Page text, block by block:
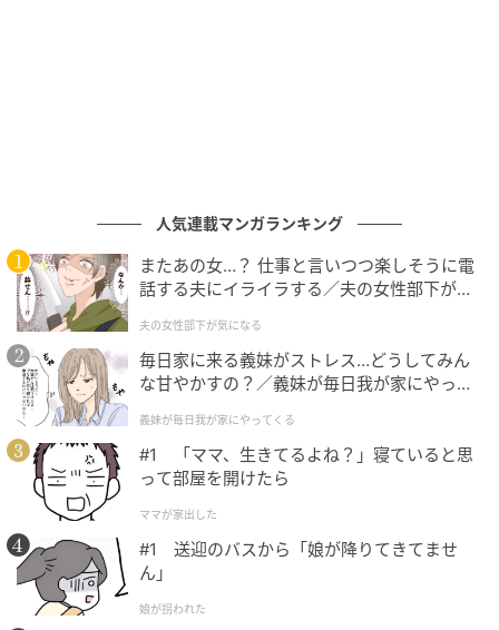
ン、ステンレス、ストローがポリエチレン、アタッチ
メントがポリプロピレン。
暮らしニスタ
ポンプ部分はこんな感じ。使用の際は下部にストロー
人気連載マンガランキング
またあの女…？ 仕事と言いつつ楽しそうに電
話する夫にイライラする／夫の女性部下が気
夫の女性部下が気になる
毎日家に来る義妹がストレス…どうしてみん
な甘やかすの？／義妹が毎日我が家にやって
が】
義妹が毎日我が家にやってくる
#1 「ママ、生きてるよね？」寝ていると思
って部屋を開けたら
ママが家出した
#1 送迎のバスから「娘が降りてきてませ
ん」
娘が拐われた